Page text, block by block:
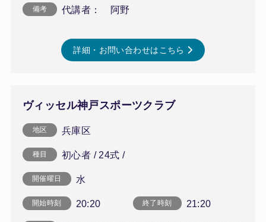
備考 代講者： 阿野
詳細・お問い合わせはこちら
ヴィッセル神戸スポーツクラブ
地区 兵庫区
種目 初心者 / 24式 /
開催曜日 水
開始時刻 20:20 終了時刻 21:20